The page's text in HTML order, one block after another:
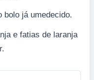
bolo já umedecido.
e fatias de laranja